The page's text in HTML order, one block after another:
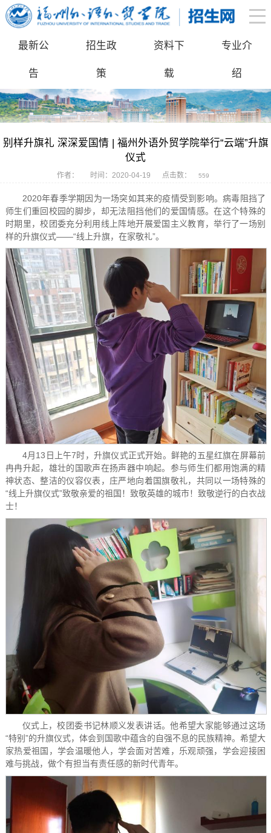
最新公
告
招生政
策
资料下
载
专业介
绍
别样升旗礼 深深爱国情 | 福州外语外贸学院举行“云端”升旗
仪式
作者： 时间：2020-04-19 点击数： 559
2020年春季学期因为一场突如其来的疫情受到影响。病毒阻挡了
师生们重回校园的脚步，却无法阻挡他们的爱国情感。在这个特殊的
时期里，校团委充分利用线上阵地开展爱国主义教育，举行了一场别
样的升旗仪式——“线上升旗，在家敬礼”。
4月13日上午7时，升旗仪式正式开始。鲜艳的五星红旗在屏幕前
冉冉升起，雄壮的国歌声在扬声器中响起。参与师生们都用饱满的精
神状态、整洁的仪容仪表，庄严地向着国旗敬礼，共同以一场特殊的
“线上升旗仪式”致敬亲爱的祖国！致敬英雄的城市！致敬逆行的白衣战
士！
仪式上，校团委书记林顺义发表讲话。他希望大家能够通过这场
“特别”的升旗仪式，体会到国歌中蕴含的自强不息的民族精神。希望大
家热爱祖国，学会温暖他人，学会面对苦难，乐观顽强，学会迎接困
难与挑战，做个有担当有责任感的新时代青年。